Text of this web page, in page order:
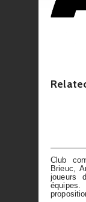
Club
Brieuc,
joueurs